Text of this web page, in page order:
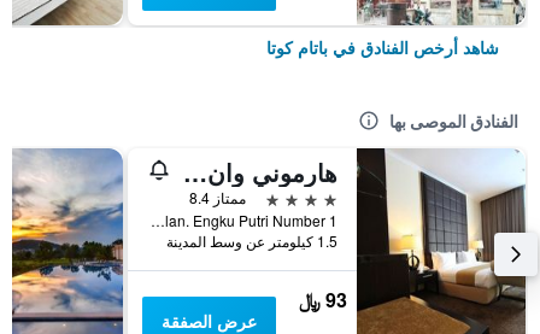
شاهد أرخص الفنادق في باتام كوتا
الفنادق الموصى بها
هارموني وان كونفينشان هوتل آند سيرفيس آبارتمينتس
4 نجوم
ممتاز 8.4
Jalan. Engku Putri Number 1, باتام كوتا, إندونيسيا
1.5 كيلومتر عن وسط المدينة
93 ﷼
عرض الصفقة